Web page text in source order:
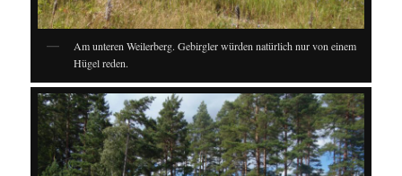
Am unteren Weilerberg. Gebirgler würden natürlich nur von einem
Hügel reden.